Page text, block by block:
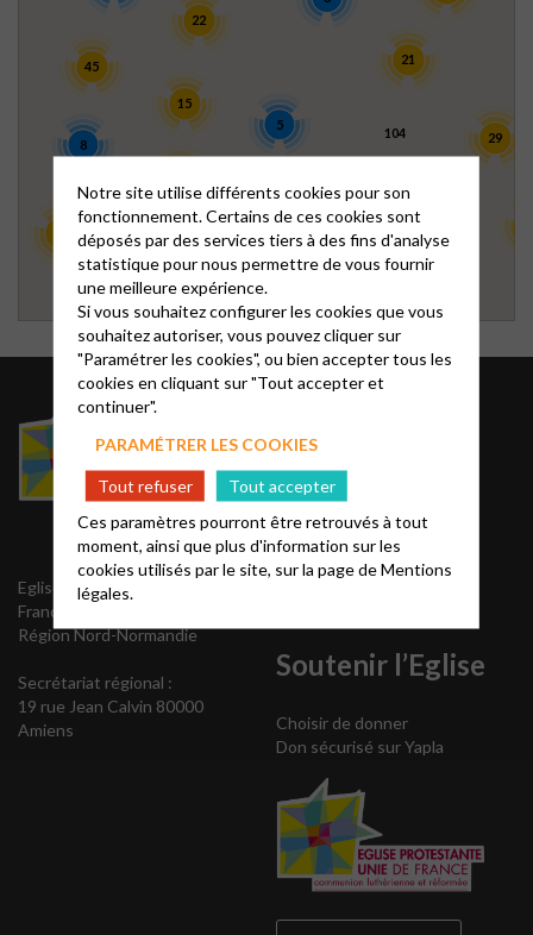
45
22
138
104 29
25
15
8
5
22
21
Eglise protestante unie de
France
Région Nord-Normandie
Secrétariat régional :
19 rue Jean Calvin 80000
Amiens
Président du Conseil
régional
Secrétariat régional
Communication
Webmestre
Soutenir l’Eglise
Choisir de donner
Don sécurisé sur Yapla
Notre site utilise différents cookies pour son
fonctionnement. Certains de ces cookies sont
déposés par des services tiers à des fins d'analyse
statistique pour nous permettre de vous fournir
une meilleure expérience.
Si vous souhaitez configurer les cookies que vous
souhaitez autoriser, vous pouvez cliquer sur
"Paramétrer les cookies", ou bien accepter tous les
cookies en cliquant sur "Tout accepter et
continuer".
PARAMÉTRER LES COOKIES
Tout refuser
Tout accepter
Ces paramètres pourront être retrouvés à tout
moment, ainsi que plus d'information sur les
cookies utilisés par le site, sur la page deMentions
légales.